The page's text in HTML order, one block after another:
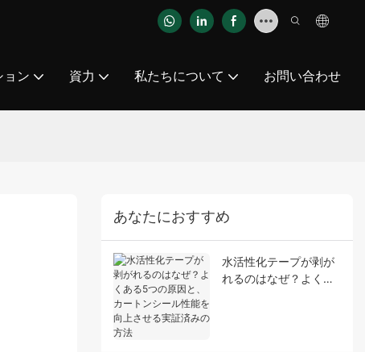
ョン 資力 私たちについて お問い合わせ
あなたにおすすめ
水活性化テープが剥が
れるのはなぜ？よくあ